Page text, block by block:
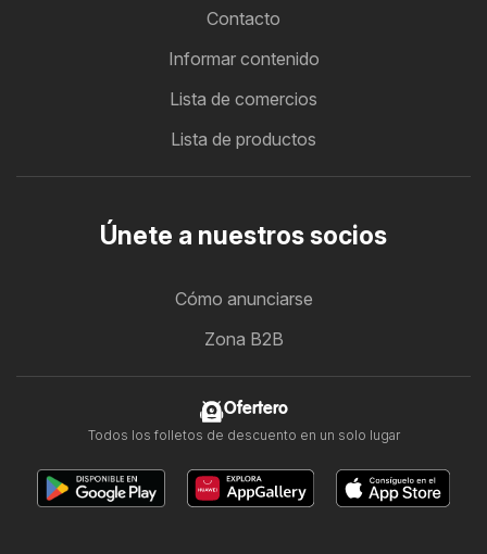
Contacto
Informar contenido
Lista de comercios
Lista de productos
Únete a nuestros socios
Cómo anunciarse
Zona B2B
Ofertero
Todos los folletos de descuento en un solo lugar